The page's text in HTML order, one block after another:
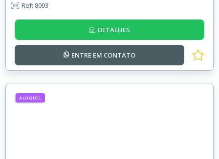
Ref: 8093
DETALHES
ENTRE EM CONTATO
ALUGUEL